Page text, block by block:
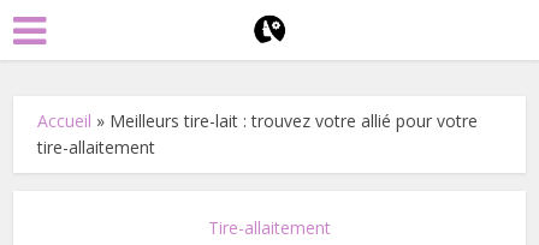
Accueil » Meilleurs tire-lait : trouvez votre allié pour votre
tire-allaitement
Tire-allaitement